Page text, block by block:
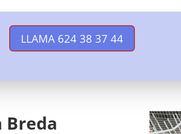
LLAMA 624 38 37 44
Breda